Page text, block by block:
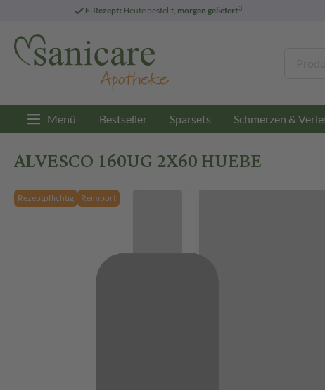
E-Rezept: Heute bestellt, morgen geliefert3
Menü Bestseller Sparsets Schmerzen &
ALVESCO 160UG 2X60 HUEBE
Rezeptpflichtig Reimport